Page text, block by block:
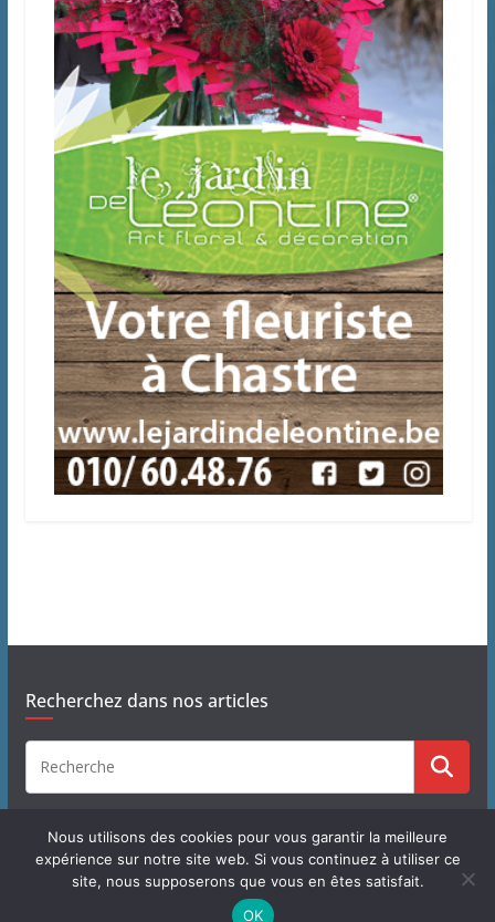
Recherchez dans nos articles
Copyright © 2026 J'habite à Chastre
Nous utilisons des cookies pour vous garantir la meilleure
expérience sur notre site web. Si vous continuez à utiliser ce
site, nous supposerons que vous en êtes satisfait.
OK